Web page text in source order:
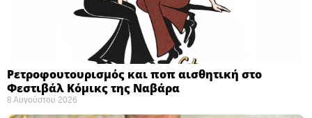
Ρετροφουτουρισμός και ποπ αισθητική στο
Φεστιβάλ Κόμικς της Ναβάρα ​
8 Αυγούστου 2026